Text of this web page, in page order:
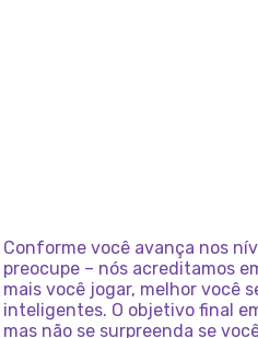
Conforme você avança nos
preocupe – nós acreditamos
mais você jogar, melhor você
inteligentes. O objetivo final
mas não se surpreenda se